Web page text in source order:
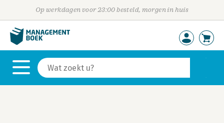
Op werkdagen voor 23:00 besteld, morgen in huis